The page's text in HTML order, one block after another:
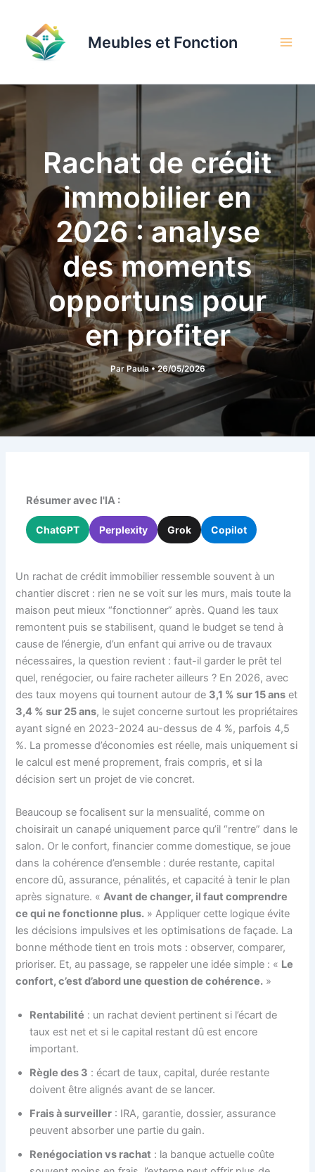
contenu
Meubles et Fonction
Rachat de crédit
immobilier en
2026 : analyse
des moments
opportuns pour
en profiter
Par Paula•26/05/2026
Résumer avec l'IA :
ChatGPT Perplexity Grok Copilot
Un rachat de crédit immobilier ressemble souvent à un
chantier discret : rien ne se voit sur les murs, mais toute la
maison peut mieux “fonctionner” après. Quand les taux
remontent puis se stabilisent, quand le budget se tend à
cause de l’énergie, d’un enfant qui arrive ou de travaux
nécessaires, la question revient : faut-il garder le prêt tel
quel, renégocier, ou faire racheter ailleurs ? En 2026, avec
des taux moyens qui tournent autour de 3,1 % sur 15 ans et
3,4 % sur 25 ans, le sujet concerne surtout les propriétaires
ayant signé en 2023-2024 au-dessus de 4 %, parfois 4,5
%. La promesse d’économies est réelle, mais uniquement si
le calcul est mené proprement, frais compris, et si la
décision sert un projet de vie concret.
Beaucoup se focalisent sur la mensualité, comme on
choisirait un canapé uniquement parce qu’il “rentre” dans le
salon. Or le confort, financier comme domestique, se joue
dans la cohérence d’ensemble : durée restante, capital
encore dû, assurance, pénalités, et capacité à tenir le plan
après signature. «Avant de changer, il faut comprendre
ce qui ne fonctionne plus. » Appliquer cette logique évite
les décisions impulsives et les optimisations de façade. La
bonne méthode tient en trois mots : observer, comparer,
prioriser. Et, au passage, se rappeler une idée simple : « Le
confort, c’est d’abord une question de cohérence. »
Rentabilité : un rachat devient pertinent si l’écart de
taux est net et si le capital restant dû est encore
important.
Règle des 3 : écart de taux, capital, durée restante
doivent être alignés avant de se lancer.
Frais à surveiller : IRA, garantie, dossier, assurance
peuvent absorber une partie du gain.
Renégociation vs rachat : la banque actuelle coûte